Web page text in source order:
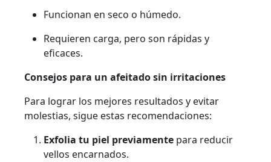
Funcionan en seco o húmedo.
Requieren carga, pero son rápidas y
eficaces.
Consejos para un afeitado sin irritaciones
Para lograr los mejores resultados y evitar
molestias, sigue estas recomendaciones:
Exfolia tu piel previamente para reducir
vellos encarnados.